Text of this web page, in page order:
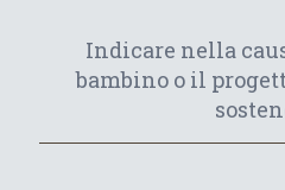
Indicare nella
bambino o il